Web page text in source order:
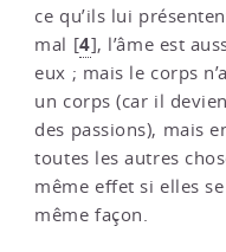
ce qu’ils lui
mal [4], l’âme est
eux ; mais le corps
un corps (car il
des passions), mais
toutes les autres
même effet si elles
même façon.